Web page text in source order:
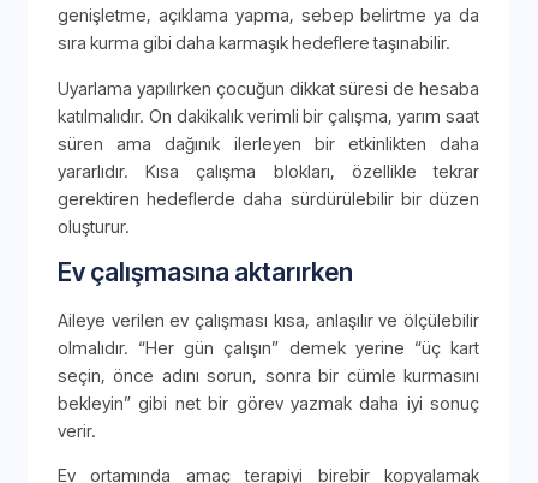
genişletme, açıklama yapma, sebep belirtme ya da
sıra kurma gibi daha karmaşık hedeflere taşınabilir.
Uyarlama yapılırken çocuğun dikkat süresi de hesaba
katılmalıdır. On dakikalık verimli bir çalışma, yarım saat
süren ama dağınık ilerleyen bir etkinlikten daha
yararlıdır. Kısa çalışma blokları, özellikle tekrar
gerektiren hedeflerde daha sürdürülebilir bir düzen
oluşturur.
Ev çalışmasına aktarırken
Aileye verilen ev çalışması kısa, anlaşılır ve ölçülebilir
olmalıdır. “Her gün çalışın” demek yerine “üç kart
seçin, önce adını sorun, sonra bir cümle kurmasını
bekleyin” gibi net bir görev yazmak daha iyi sonuç
verir.
Ev ortamında amaç terapiyi birebir kopyalamak